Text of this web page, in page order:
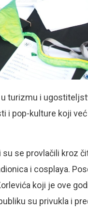
turizmu i
i pop-kulture koji
se provlačili kroz
i cosplaya.
koji je ove
su privukla i